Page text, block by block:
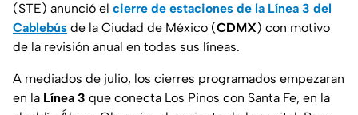
(STE) anunció el cierre de estaciones de la Línea 3 del
Cablebús de la Ciudad de México (CDMX) con motivo
de la revisión anual en todas sus líneas.
A mediados de julio, los cierres programados empezaran
en la Línea 3 que conecta Los Pinos con Santa Fe, en la